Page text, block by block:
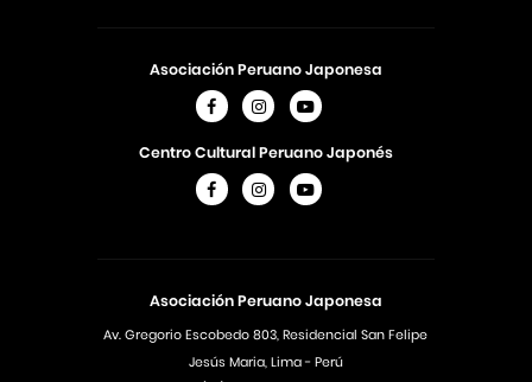
Asociación Peruano Japonesa
Av. Gregorio Escobedo 803, Residencial San Felipe
Jesús Maria, Lima - Perú
Asociación Peruano Japonesa
Centro Cultural Peruano Japonés